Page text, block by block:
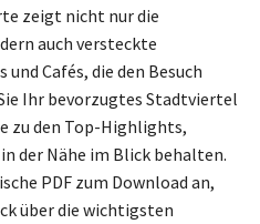
zeigt nicht nur die
auch versteckte
Cafés, die den Besuch
Ihr bevorzugtes Stadtviertel
zu den Top-Highlights,
der Nähe im Blick behalten.
PDF zum Download an,
über die wichtigsten